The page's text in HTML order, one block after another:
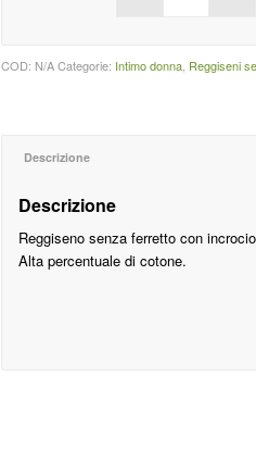
COD: N/A Categorie: Intimo donna Reggiseni
Descrizione
Descrizione
Reggiseno senza ferretto con
Alta percentuale di cotone.